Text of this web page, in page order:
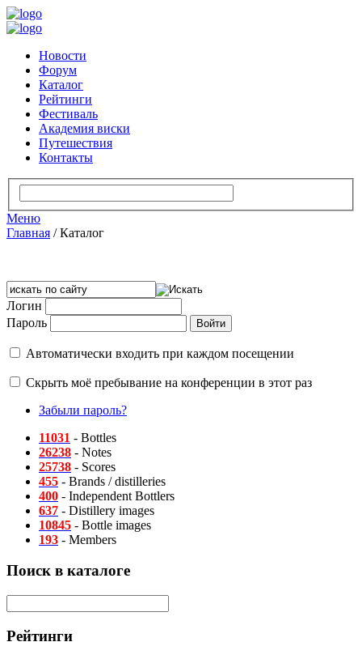
Новости
Форум
Каталог
Рейтинги
Фестиваль
Академия виски
Путешествия
Контакты
Меню
Главная /Каталог
Логин
Пароль
Автоматически входить при каждом посещении
Скрыть моё пребывание на конференции в этот раз
Забыли пароль?
11031 - Bottles
26238 - Notes
25738 - Scores
455 - Brands / distilleries
400 - Independent Bottlers
637 - Distillery images
10845 - Bottle images
193 - Members
Поиск в каталоге
Рейтинги